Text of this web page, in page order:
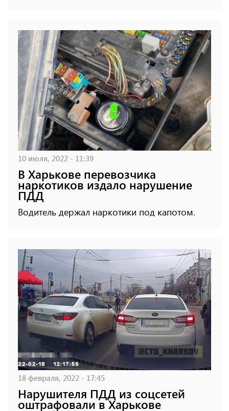
10 июля, 2022 - 11:39
В Харькове перевозчика
наркотиков издало нарушение
ПДД
Водитель держал наркотики под капотом.
18 февраля, 2022 - 17:45
Нарушителя ПДД из соцсетей
оштрафовали в Харькове